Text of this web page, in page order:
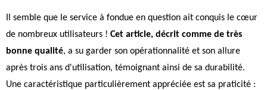
Il semble que le service à fondue en question ait conquis le cœur
de nombreux utilisateurs ! Cet article, décrit comme de très
bonne qualité, a su garder son opérationnalité et son allure
après trois ans d'utilisation, témoignant ainsi de sa durabilité.
Une caractéristique particulièrement appréciée est sa praticité :